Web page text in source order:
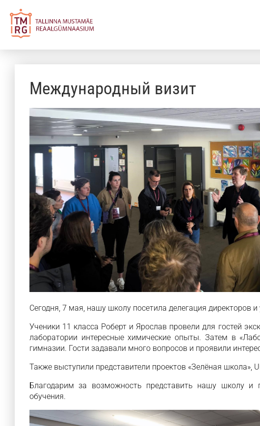
Международный визит
Сегодня, 7 мая, нашу школу посетила делегация директоров
Ученики 11 класса Роберт и Ярослав провели для гостей
лаборатории интересные химические опыты. Затем в
гимназии. Гости задавали много вопросов и проявили
Также выступили представители проектов «Зелёная школа»,
Благодарим за возможность представить нашу школу и
обучения.